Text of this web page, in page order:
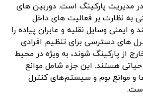
مدیریت پارکینگ است. دوربین های
به نظارت بر فعالیت های داخل
ایمنی وسایل نقلیه و عابران پیاده را
های دسترسی برای تنظیم افرادی
از پارکینگ شوند، به ویژه در محیط
هستند. این جزء شامل موانع
و موانع بوم و سیستم‌های کنترل